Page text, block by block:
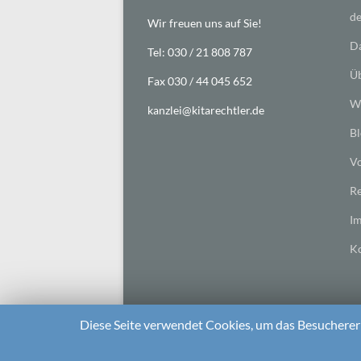
Wir freuen uns auf Sie!
Tel: 030 / 21 808 787
Fax 030 / 44 045 652
kanzlei@kitarechtler.de
Diese Seite verwendet Cookies, um das